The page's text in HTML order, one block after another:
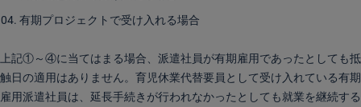
有期プロジェクトで受け入れる場合
上記①～④に当てはまる場合、派遣社員が有期雇用であったとしても抵
触日の適用はありません。育児休業代替要員として受け入れている有期
雇用派遣社員は、延長手続きが行われなかったとしても就業を継続する